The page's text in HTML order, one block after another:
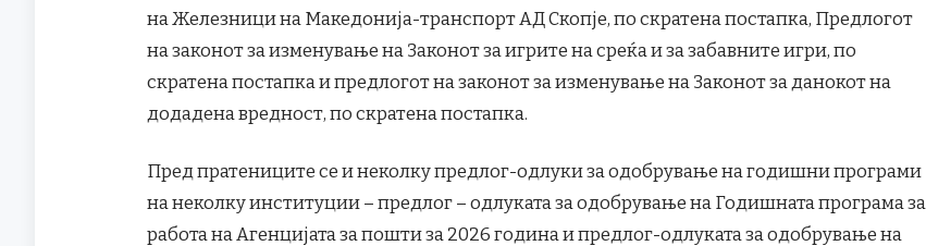
на Железници на Македонија-транспорт АД Скопје, по скратена постапка, Предлогот
на законот за изменување на Законот за игрите на среќа и за забавните игри, по
скратена постапка и предлогот на законот за изменување на Законот за данокот на
додадена вредност, по скратена постапка.
Пред пратениците се и неколку предлог-одлуки за одобрување на годишни програми
на неколку институции – предлог – одлуката за oдобрување на Годишната програма за
работа на Агенцијата за пошти за 2026 година и предлог-одлуката за одобрување на